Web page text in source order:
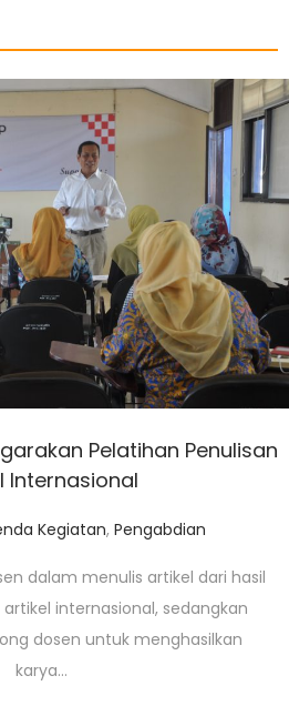
Pelatihan Penulisan
Internasional
inKegiatan, Pengabdian
dalam menulis artikel dari hasil
internasional, sedangkan
dosen untuk menghasilkan
karya…